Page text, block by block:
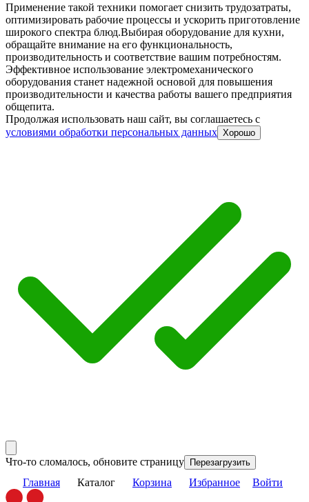
Применение такой техники помогает снизить трудозатраты,
оптимизировать рабочие процессы и ускорить приготовление
широкого спектра блюд.Выбирая оборудование для кухни,
обращайте внимание на его функциональность,
производительность и соответствие вашим потребностям.
Эффективное использование электромеханического
оборудования станет надежной основой для повышения
производительности и качества работы вашего предприятия
общепита.
Продолжая использовать наш сайт, вы соглашаетесь c
условиями обработки персональных данных Хорошо
Что-то сломалось, обновите страницу Перезагрузить
Главная Каталог Корзина Избранное Войти